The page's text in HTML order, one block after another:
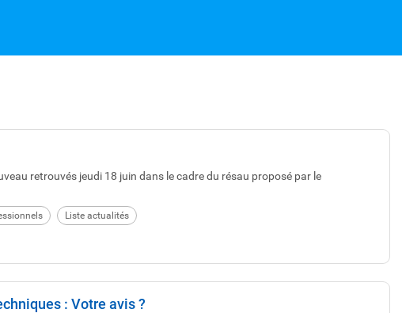
retrouvés jeudi 18 juin dans le cadre du résau proposé par le
Liste actualités
: Votre avis ?